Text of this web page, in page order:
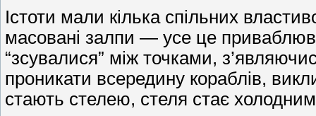
Істоти мали кілька спільних
масовані залпи — усе це
“зсувалися” між точками,
проникати всередину кораблів,
стають стелею, стеля стає